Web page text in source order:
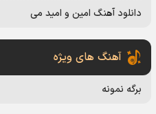
دانلود آهنگ امین و امید می
آهنگ های ویژه
برگه نمونه